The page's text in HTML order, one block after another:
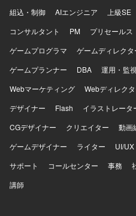
す。 本番後の追加要望対応フ
務改善やシステム活用に関わ
オンプログラム（ABAP）を
す。
組込・制御
AIエンジニア 上級SE
コンサルタント
PM プリセールス
ゲームプログラマ
ゲームディレクタ
ゲームプランナー
DBA 運用・監視
Webマーケティング
Webディレク
デザイナー
Flash イラストレータ
CGデザイナー
クリエイター 動画
ゲームデザイナー
ライター UI/UX
サポート
コールセンター 事務
講師